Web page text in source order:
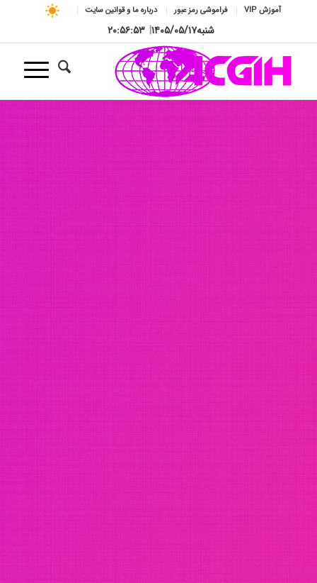
آموزش VIP فراموشی رمز عبور درباره ما و قوانین سایت
شنبه۱۴۰۵/۰۵/۱۷| ۲۰:۵۶:۵۵